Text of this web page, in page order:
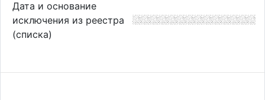
Дата и основание
исключения из реестра
(списка)